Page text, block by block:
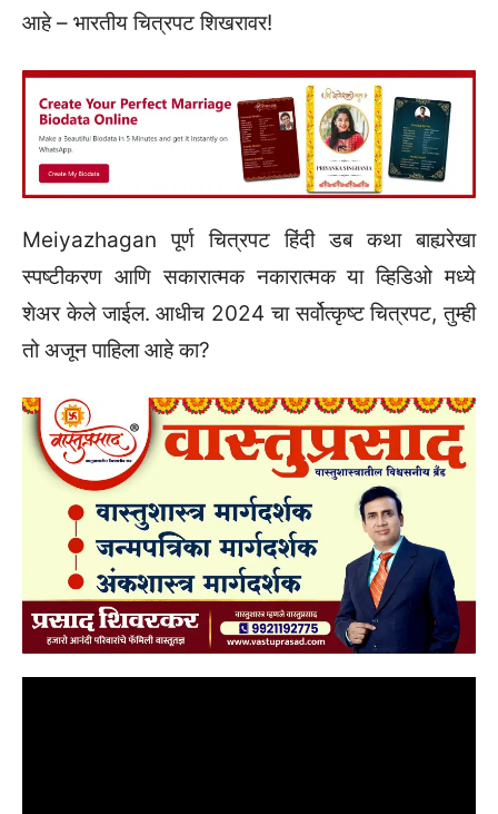
आहे – भारतीय चित्रपट शिखरावर!
Meiyazhagan पूर्ण चित्रपट हिंदी डब कथा बाह्यरेखा
स्पष्टीकरण आणि सकारात्मक नकारात्मक या व्हिडिओ मध्ये
शेअर केले जाईल. आधीच 2024 चा सर्वोत्कृष्ट चित्रपट, तुम्ही
तो अजून पाहिला आहे का?